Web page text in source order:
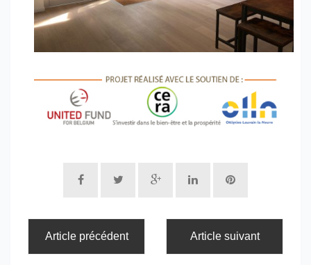
Article précédent Article suivant